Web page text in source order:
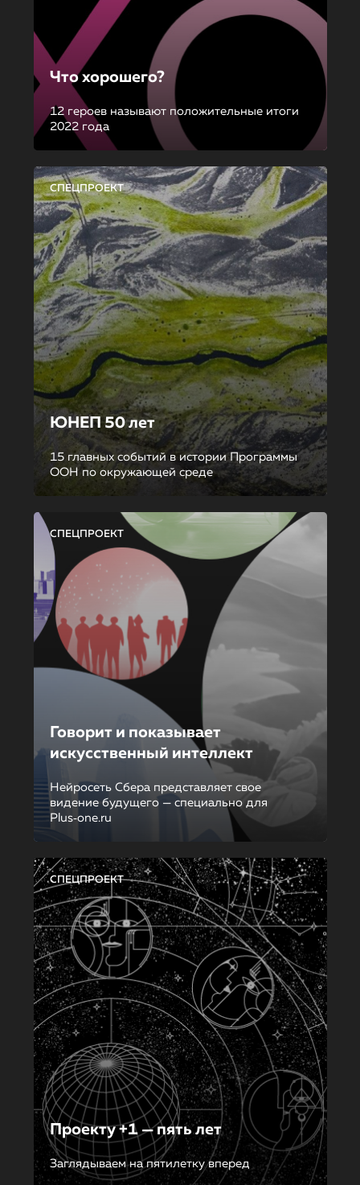
Что хорошего?
12 героев называют положительные итоги
2022 года
СПЕЦПРОЕКТ
ЮНЕП 50 лет
15 главных событий в истории Программы
ООН по окружающей среде
СПЕЦПРОЕКТ
Говорит и показывает
искусственный интеллект
Нейросеть Сбера представляет свое
видение будущего — специально для
Plus‑one.ru
СПЕЦПРОЕКТ
Проекту +1 — пять лет
Заглядываем на пятилетку вперед